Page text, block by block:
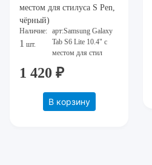
местом для стилуса S Pen,
чёрный)
Наличие:
1 шт.
арт:Samsung Galaxy
Tab S6 Lite 10.4" с
местом для стил
1 420 ₽
В корзину